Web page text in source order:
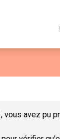
, vous avez pu